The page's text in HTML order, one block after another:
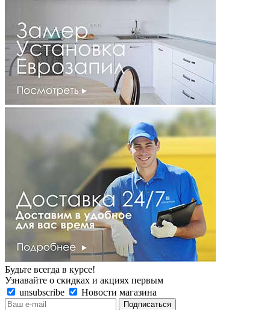
Будьте всегда в курсе!
Узнавайте о скидках и акциях первым
unsubscribe
Новости магазина